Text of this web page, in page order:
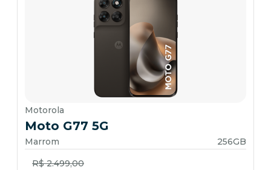
Motorola
Moto G77 5G
Marrom
256GB
Price reduced from
R$ 2.499,00
to